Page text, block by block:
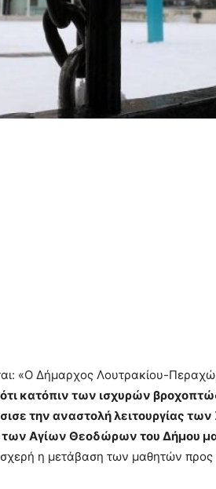
«Ο Δήμαρχος Λουτρακίου-
κατόπιν των ισχυρών
την αναστολή λειτουργίας
των Αγίων Θεοδώρων του Δήμου
η μετάβαση των μαθητών προς